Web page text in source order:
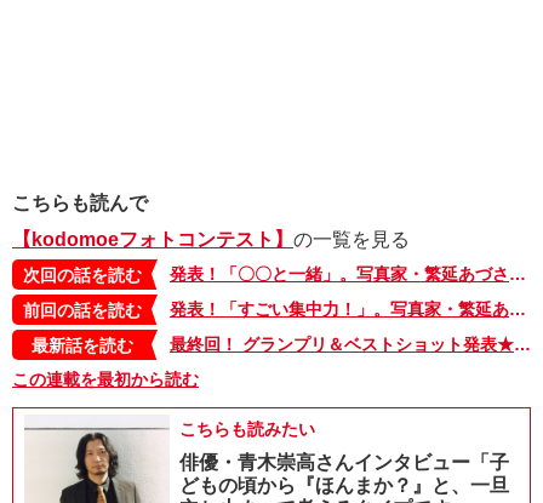
こちらも読んで
【kodomoeフォトコンテスト】 の一覧を見る
次回の話を読む
発表！「〇〇と一緒」。写真家・繁延あづささんが選ぶベストショット【みんなのコドモPHOTOギャラリー】
前回の話を読む
発表！「すごい集中力！」。写真家・繁延あづささんが選ぶベストショット【みんなのコドモPHOTOギャラリー】
最新話を読む
最終回！ グランプリ＆ベストショット発表★ フォトコンテスト「ベストスマイル、大集合！」【kodomoeフォトコンテスト】
この連載を最初から読む
こちらも読みたい
俳優・青木崇高さんインタビュー「子
どもの頃から『ほんまか？』と、一旦